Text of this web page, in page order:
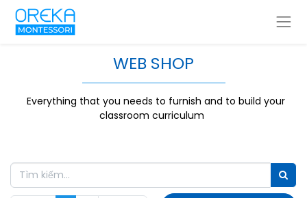
WEB SHOP
Everything that you needs to furnish and to build your
classroom curriculum